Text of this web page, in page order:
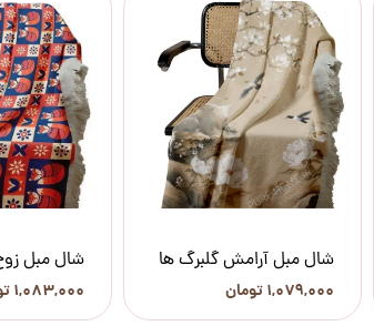
شال مبل آرامش گلبرگ ها
۱,۰۷۹,۰۰۰ تومان
شال مبل
۱,۰۸۳,۰۰۰ تومان